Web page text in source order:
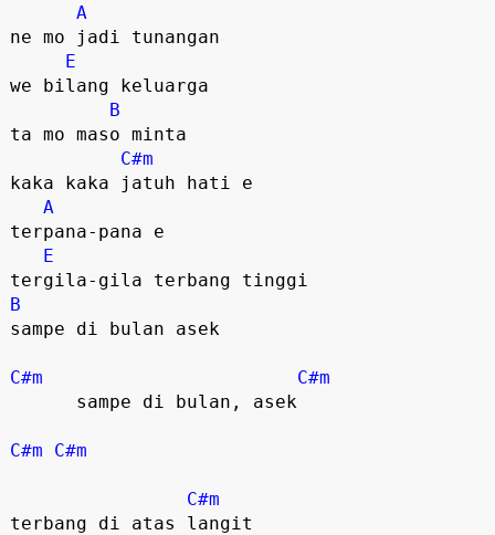
A
ne mo jadi tunangan
E
we bilang keluarga
B
ta mo maso minta
C#m
kaka kaka jatuh hati e
A
terpana-pana e
E
B
sampe di bulan asek
C#m
C#m
C#m C#m
C#m
terbang di atas langit